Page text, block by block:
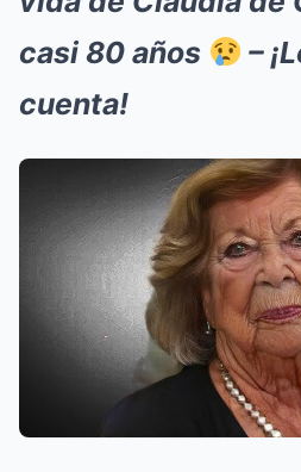
casi 80 años
–
cuenta!